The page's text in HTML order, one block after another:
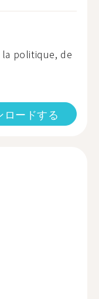
la politique, de
ロードする